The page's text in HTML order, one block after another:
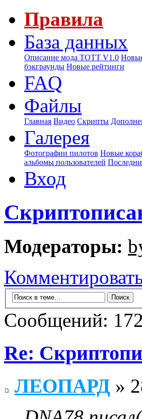
Правила
База данных
Описание мода ТОТТ V1.0
бэкграунды Новые рейтинги
FAQ
Файлы
Главная Видео Скрипты
Галерея
Фотографии пилотов Новые
альбомы пользователей
Вход
Модераторы:
Сообщений:
Re:
ЛЕОПАРД »